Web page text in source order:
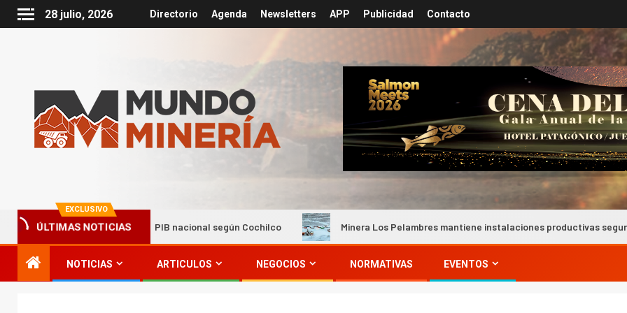
28 julio, 2026 Directorio Agenda Newsletters APP Publicidad Contacto
EXCLUSIVO
ÚLTIMAS NOTICIAS
hasta el 22% del PIB nacional según Cochilco Minera Los Pelambres mantiene instalaciones productivas seguras tras
NOTICIAS ARTICULOS NEGOCIOS NORMATIVAS EVENTOS